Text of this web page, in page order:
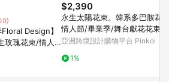
Design】
玫瑰花束/情人
週年紀念 永生
$2,390
永生太陽花束。韓系多巴胺花束/
情人節/畢業季/舞台獻花花束
亞洲跨境設計購物平台 Pinkoi
1%